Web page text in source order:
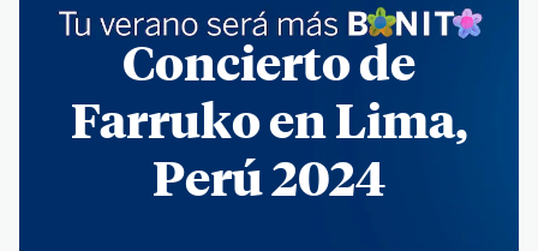
Concierto de
Farruko en Lima,
Perú 2024